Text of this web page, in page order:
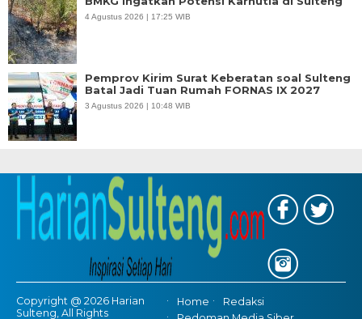
4 Agustus 2026 | 17:25 WIB
Pemprov Kirim Surat Keberatan soal Sulteng
Batal Jadi Tuan Rumah FORNAS IX 2027
3 Agustus 2026 | 10:48 WIB
Copyright @ 2026 Harian
Sulteng, All Rights
Home
Redaksi